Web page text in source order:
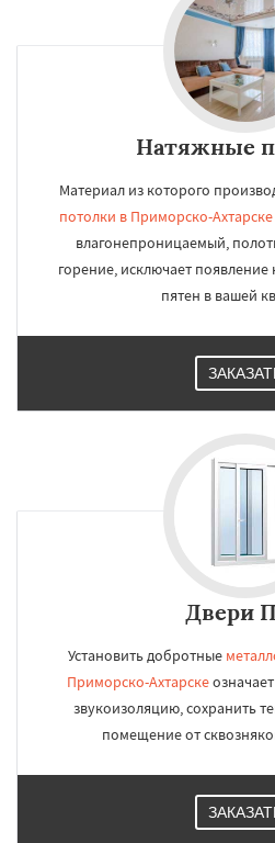
Натяжные
Материал из которого
потолки в Приморско-Ахтарске
влагонепроницаемый,
горение, исключает появление
пятен в вашей
Двери
Установить добротные
Приморско-Ахтарске
звукоизоляцию, сохранить
помещение от